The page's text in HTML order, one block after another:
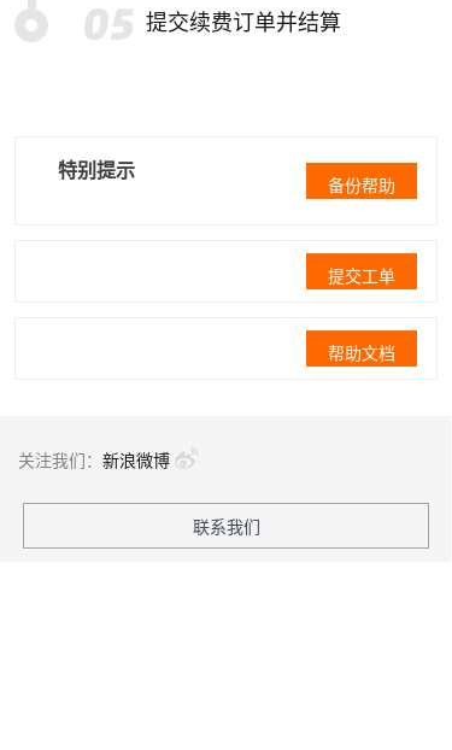
提交续费订单并结算
特别提示
备份帮助
提交工单
帮助文档